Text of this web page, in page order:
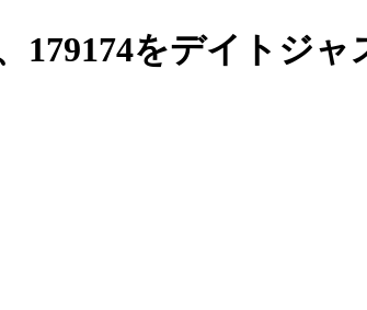
179174をデイトジャ